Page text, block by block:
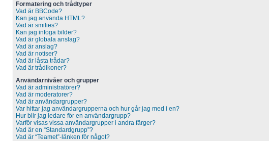
Formatering och trådtyper
Vad är BBCode?
Kan jag använda HTML?
Vad är smilies?
Kan jag infoga bilder?
Vad är globala anslag?
Vad är anslag?
Vad är notiser?
Vad är låsta trådar?
Vad är trådikoner?
Användarnivåer och grupper
Vad är administratörer?
Vad är moderatorer?
Vad är användargrupper?
Var hittar jag användargrupperna och hur går jag med i en?
Hur blir jag ledare för en användargrupp?
Varför visas vissa användargrupper i andra färger?
Vad är en “Standardgrupp”?
Vad är “Teamet”-länken för något?